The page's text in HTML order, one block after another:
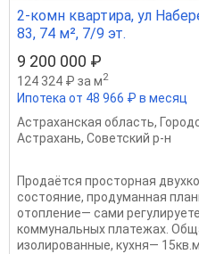
2-комн квартира, ул
83, 74 м², 7/9 эт.
9 200 000 ₽
124 324 ₽ за м2
Ипотека от 48 966 ₽ в месяц
Астраханская область,
Астрахань, Советский р-н
Продаётся просторная
состояние, продуманная
отопление— сами
коммунальных платежах.
изолированные, кухня—